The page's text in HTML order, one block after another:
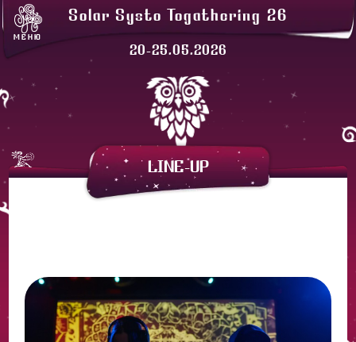
МЕНЮ
Solar Systo Togathering 26
20-25.05.2026
СОЛАРХЕЙМ
ЛАВКИ
LINE-UP